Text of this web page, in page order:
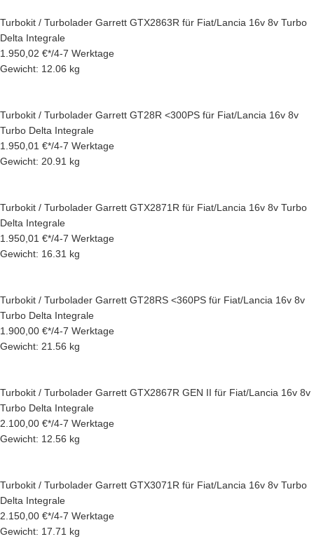
Turbokit / Turbolader Garrett GTX2863R für Fiat/Lancia 16v 8v Turbo
Delta Integrale
1.950,02 €*/4-7 Werktage
Gewicht: 12.06 kg
Turbokit / Turbolader Garrett GT28R <300PS für Fiat/Lancia 16v 8v
Turbo Delta Integrale
1.950,01 €*/4-7 Werktage
Gewicht: 20.91 kg
Turbokit / Turbolader Garrett GTX2871R für Fiat/Lancia 16v 8v Turbo
Delta Integrale
1.950,01 €*/4-7 Werktage
Gewicht: 16.31 kg
Turbokit / Turbolader Garrett GT28RS <360PS für Fiat/Lancia 16v 8v
Turbo Delta Integrale
1.900,00 €*/4-7 Werktage
Gewicht: 21.56 kg
Turbokit / Turbolader Garrett GTX2867R GEN II für Fiat/Lancia 16v 8v
Turbo Delta Integrale
2.100,00 €*/4-7 Werktage
Gewicht: 12.56 kg
Turbokit / Turbolader Garrett GTX3071R für Fiat/Lancia 16v 8v Turbo
Delta Integrale
2.150,00 €*/4-7 Werktage
Gewicht: 17.71 kg